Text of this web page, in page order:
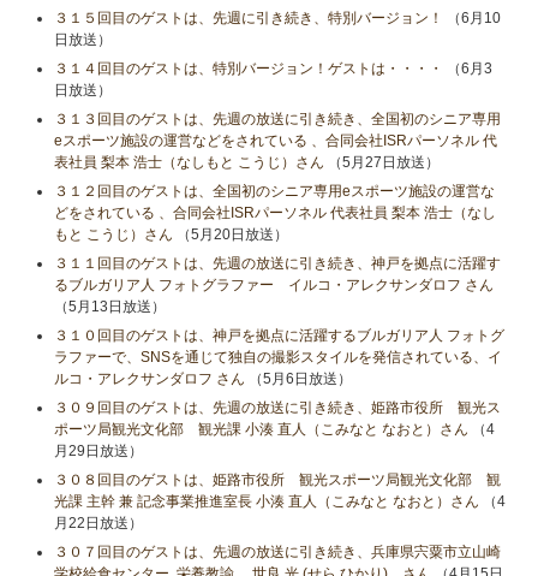
３１５回目のゲストは、先週に引き続き、特別バージョン！
（6月10
日放送）
３１４回目のゲストは、特別バージョン！ゲストは・・・・
（6月3
日放送）
３１３回目のゲストは、先週の放送に引き続き、全国初のシニア専用
eスポーツ施設の運営などをされている 、合同会社ISRパーソネル 代
表社員 梨本 浩士（なしもと こうじ）さん （5月27日放送）
３１２回目のゲストは、全国初のシニア専用eスポーツ施設の運営な
どをされている 、合同会社ISRパーソネル 代表社員 梨本 浩士（なし
もと こうじ）さん （5月20日放送）
３１１回目のゲストは、先週の放送に引き続き、神戸を拠点に活躍す
るブルガリア人 フォトグラファー イルコ・アレクサンダロフ さん
（5月13日放送）
３１０回目のゲストは、神戸を拠点に活躍するブルガリア人 フォトグ
ラファーで、SNSを通じて独自の撮影スタイルを発信されている、イ
ルコ・アレクサンダロフ さん （5月6日放送）
３０９回目のゲストは、先週の放送に引き続き、姫路市役所 観光ス
ポーツ局観光文化部 観光課 小湊 直人（こみなと なおと）さん （4
月29日放送）
３０８回目のゲストは、姫路市役所 観光スポーツ局観光文化部 観
光課 主幹 兼 記念事業推進室長 小湊 直人（こみなと なおと）さん （4
月22日放送）
３０７回目のゲストは、先週の放送に引き続き、兵庫県宍粟市立山崎